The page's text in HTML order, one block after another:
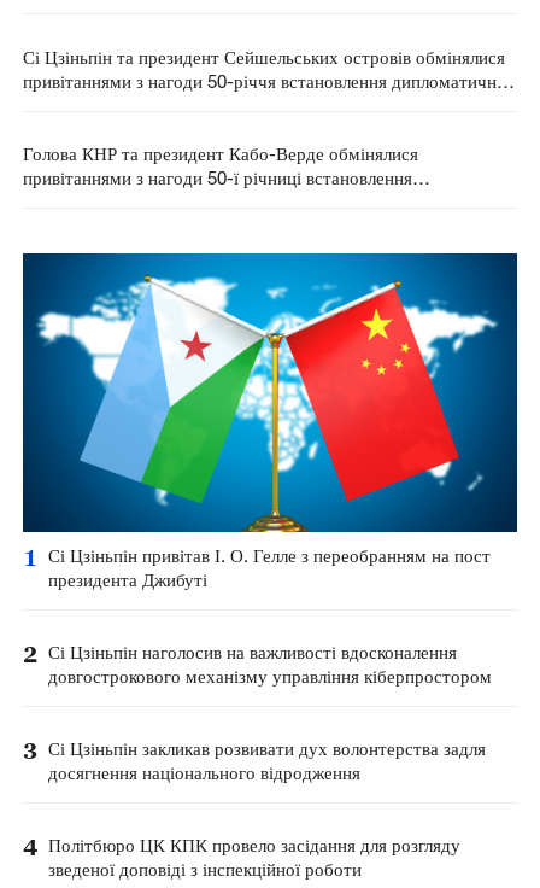
Сі Цзіньпін та президент Сейшельських островів обмінялися
привітаннями з нагоди 50-річчя встановлення дипломатичних
Голова КНР та президент Кабо-Верде обмінялися
привітаннями з нагоди 50-ї річниці встановлення
1
Сі Цзіньпін привітав І. О. Гелле з переобранням на пост
президента Джибуті
2 Сі Цзіньпін наголосив на важливості вдосконалення
довгострокового механізму управління кіберпростором
3 Сі Цзіньпін закликав розвивати дух волонтерства задля
досягнення національного відродження
4 Політбюро ЦК КПК провело засідання для розгляду
зведеної доповіді з інспекційної роботи